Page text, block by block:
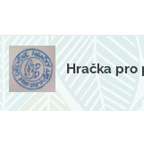
Hračka pro